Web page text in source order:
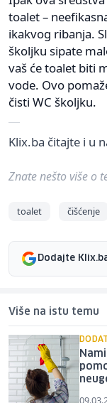
toalet –
ikakvog ribanja.
školjku sipate
vaš će toalet biti
vode. Ovo
čisti WC školjku.
Klix.ba čitajte i u
Znate nešto više o
toalet čišćenje
Dodajte
Više na istu temu